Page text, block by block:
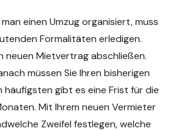
einen Umzug organisiert, muss
Formalitäten erledigen.
neuen Mietvertrag abschließen.
müssen Sie Ihren bisherigen
häufigsten gibt es eine Frist für die
Mit Ihrem neuen Vermieter
Zweifel festlegen, welche